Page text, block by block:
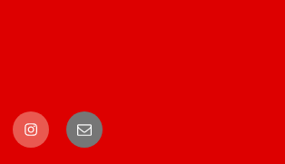
Instagram
E-
Mail